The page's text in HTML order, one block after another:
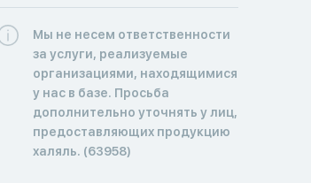
Мы не несем ответственности
за услуги, реализуемые
организациями, находящимися
у нас в базе. Просьба
дополнительно уточнять у лиц,
предоставляющих продукцию
халяль. (63958)